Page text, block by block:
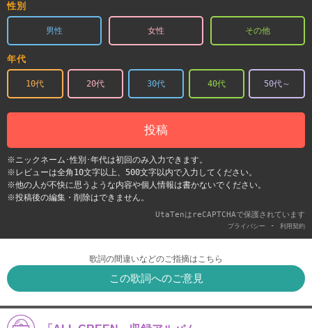
性別
男性 女性 その他
年代
10代 20代 30代 40代 50代～
投稿
※ニックネーム･性別･年代は初回のみ入力できます。
※レビューは全角10文字以上、500文字以内で入力してください。
※他の人が不快に思うような内容や個人情報は書かないでください。
※投稿後の編集・削除はできません。
UtaTenはreCAPTCHAで保護されています
プライバシー - 利用契約
歌詞の間違いなどのご指摘はこちら
この歌詞へのご意見